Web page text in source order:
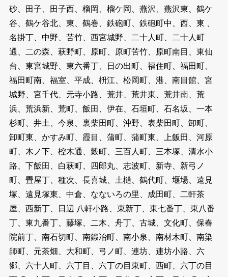
砂、田子、田子西、榴岡、榴ケ岡、燕沢、燕沢東、鶴ケ
谷、鶴ケ谷北、東、鶴巻、鉄砲町、鉄砲町中、西、東 、
名掛丁、中野、苦竹、西宮城野、二十人町、二十人町
通、二の森、萩野町、原町、原町苦竹、原町南目、東仙
台、東宮城野、東六番丁、日の出町、福住町、福田町、
福田町南、福室、平成、枡江、松岡町、港、南目館、宮
城野、宮千代、元寺小路、荒井、荒井東、荒井南、荒
浜、荒浜新、荒町、飯田、伊在、石垣町、石名坂、一本
杉町、井土、今泉、裏柴田町、沖野、表柴田町、卸町、
卸町東、かすみ町、霞目、蒲町、蒲町東、上飯田、河原
町、木ノ下、椌木通、穀町、三百人町、三本塚、清水小
路、下飯田、白萩町、四郎丸、志波町、新寺、新弓ノ
町、畳屋丁、種次、長喜城、土樋、鶴代町、堰場、遠見
塚、遠見塚東、中倉、なないろの里、成田町、二軒茶
屋、西新丁、日辺 八軒小路、東新丁、東七番丁、東八番
丁、東九番丁、藤塚、二木、舟丁、古城、文化町、保春
院前丁、南石切町、南鍛冶町、南小泉、南材木町、南染
師町、元茶畑、大和町、弓ノ町、連坊、連坊小路、六
郷、六十人町、六丁目、六丁の目東町、西町、六丁の目